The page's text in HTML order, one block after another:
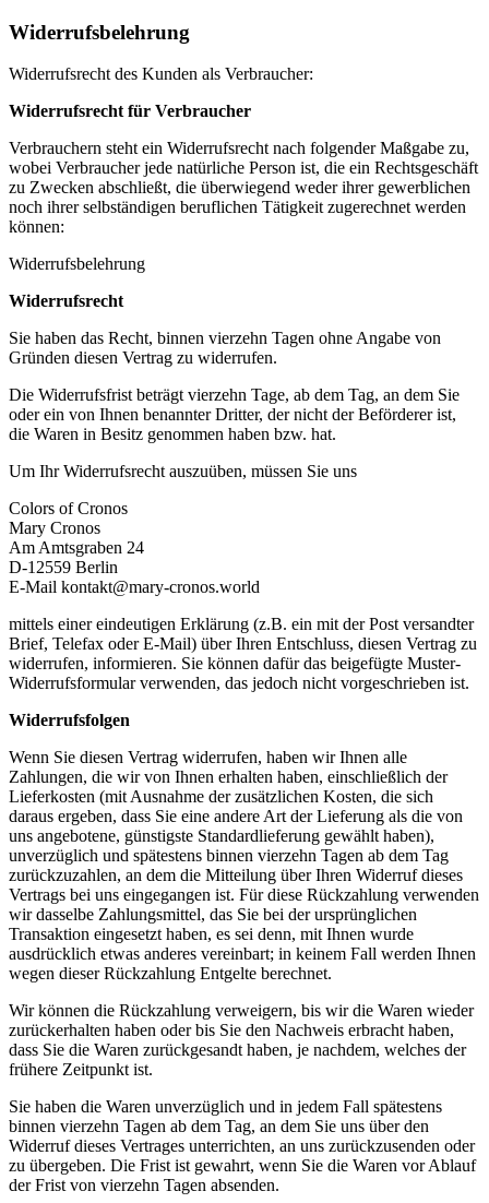
Widerrufsbelehrung
Widerrufsrecht des Kunden als Verbraucher:
Widerrufsrecht für Verbraucher
Verbrauchern steht ein Widerrufsrecht nach folgender Maßgabe zu,
wobei Verbraucher jede natürliche Person ist, die ein Rechtsgeschäft
zu Zwecken abschließt, die überwiegend weder ihrer gewerblichen
noch ihrer selbständigen beruflichen Tätigkeit zugerechnet werden
können:
Widerrufsbelehrung
Widerrufsrecht
Sie haben das Recht, binnen vierzehn Tagen ohne Angabe von
Gründen diesen Vertrag zu widerrufen.
Die Widerrufsfrist beträgt vierzehn Tage, ab dem Tag, an dem Sie
oder ein von Ihnen benannter Dritter, der nicht der Beförderer ist,
die Waren in Besitz genommen haben bzw. hat.
Um Ihr Widerrufsrecht auszuüben, müssen Sie uns
Colors of Cronos
Mary Cronos
Am Amtsgraben 24
D-12559 Berlin
E-Mail kontakt@mary-cronos.world
mittels einer eindeutigen Erklärung (z.B. ein mit der Post versandter
Brief, Telefax oder E-Mail) über Ihren Entschluss, diesen Vertrag zu
widerrufen, informieren. Sie können dafür das beigefügte Muster-
Widerrufsformular verwenden, das jedoch nicht vorgeschrieben ist.
Widerrufsfolgen
Wenn Sie diesen Vertrag widerrufen, haben wir Ihnen alle
Zahlungen, die wir von Ihnen erhalten haben, einschließlich der
Lieferkosten (mit Ausnahme der zusätzlichen Kosten, die sich
daraus ergeben, dass Sie eine andere Art der Lieferung als die von
uns angebotene, günstigste Standardlieferung gewählt haben),
unverzüglich und spätestens binnen vierzehn Tagen ab dem Tag
zurückzuzahlen, an dem die Mitteilung über Ihren Widerruf dieses
Vertrags bei uns eingegangen ist. Für diese Rückzahlung verwenden
wir dasselbe Zahlungsmittel, das Sie bei der ursprünglichen
Transaktion eingesetzt haben, es sei denn, mit Ihnen wurde
ausdrücklich etwas anderes vereinbart; in keinem Fall werden Ihnen
wegen dieser Rückzahlung Entgelte berechnet.
Wir können die Rückzahlung verweigern, bis wir die Waren wieder
zurückerhalten haben oder bis Sie den Nachweis erbracht haben,
dass Sie die Waren zurückgesandt haben, je nachdem, welches der
frühere Zeitpunkt ist.
Sie haben die Waren unverzüglich und in jedem Fall spätestens
binnen vierzehn Tagen ab dem Tag, an dem Sie uns über den
Widerruf dieses Vertrages unterrichten, an uns zurückzusenden oder
zu übergeben. Die Frist ist gewahrt, wenn Sie die Waren vor Ablauf
der Frist von vierzehn Tagen absenden.